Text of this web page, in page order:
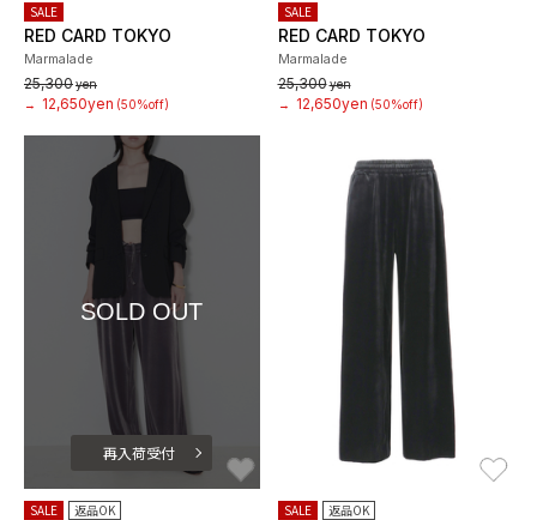
SALE
RED CARD TOKYO
Marmalade
25,300yen
→
12,650yen (50%off)
SALE
RED CARD TOKYO
Marmalade
25,300yen
→
12,650yen (50%off)
SOLD OUT
再入荷受付
SALE 返品OK SALE 返品OK